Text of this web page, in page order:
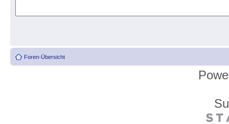
Foren-Übersicht